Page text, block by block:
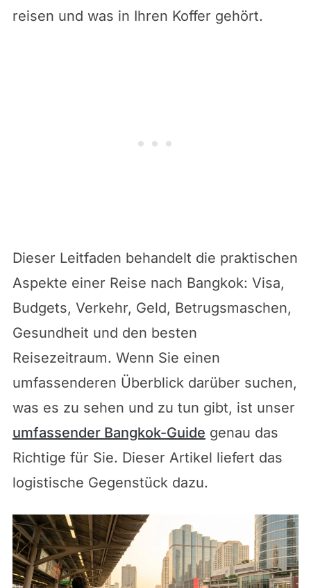
reisen und was in Ihren Koffer gehört.
Dieser Leitfaden behandelt die praktischen
Aspekte einer Reise nach Bangkok: Visa,
Budgets, Verkehr, Geld, Betrugsmaschen,
Gesundheit und den besten
Reisezeitraum. Wenn Sie einen
umfassenderen Überblick darüber suchen,
was es zu sehen und zu tun gibt, ist unser
umfassender Bangkok-Guide genau das
Richtige für Sie. Dieser Artikel liefert das
logistische Gegenstück dazu.